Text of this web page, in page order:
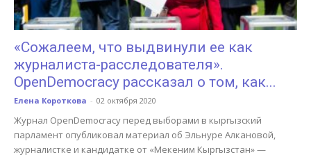
«Сожалеем, что выдвинули ее как
журналиста-расследователя».
OpenDemocracy рассказал о том, как...
Елена Короткова - 02 октября 2020
Журнал OpenDemocracy перед выборами в кыргызский
парламент опубликовал материал об Эльнуре Алкановой,
журналистке и кандидатке от «Мекеним Кыргызстан» —